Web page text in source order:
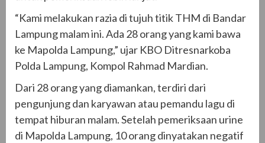
“Kami melakukan razia di tujuh titik THM di Bandar
Lampung malam ini. Ada 28 orang yang kami bawa
ke Mapolda Lampung,” ujar KBO Ditresnarkoba
Polda Lampung, Kompol Rahmad Mardian.
Dari 28 orang yang diamankan, terdiri dari
pengunjung dan karyawan atau pemandu lagu di
tempat hiburan malam. Setelah pemeriksaan urine
di Mapolda Lampung, 10 orang dinyatakan negatif